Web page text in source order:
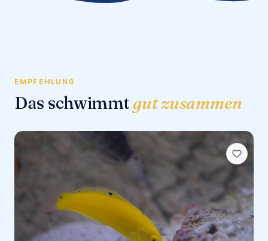
EMPFEHLUNG
Das schwimmtgut zusammen